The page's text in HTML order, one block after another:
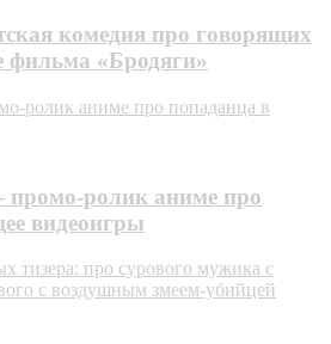
комедия про говорящих
фильма «Бродяги»
ролик аниме про попаданца в
ролик аниме про
видеоигры
тизера: про сурового мужика c
с воздушным змеем-убийцей